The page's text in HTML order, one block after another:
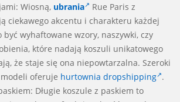
Wiosną, ubrania
Rue Paris z
ciekawego akcentu i charakteru każdej
wyhaftowane wzory, naszywki, czy
które nadają koszuli unikatowego
że staje się ona niepowtarzalna. Szeroki
oferuje hurtownia dropshipping .
Długie koszule z paskiem to